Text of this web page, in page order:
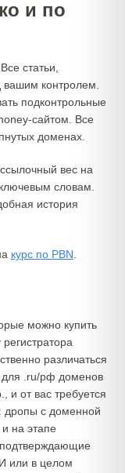
и по
статьи,
контролем.
подконтрольные
сайтом. Все
доменах.
вес на
словам.
история
курс по PBN
можно купить
различаться
для .ru/рф доменов
и от вас требуется
дропы с доменной
на этапе
подтверждающие
или в целом